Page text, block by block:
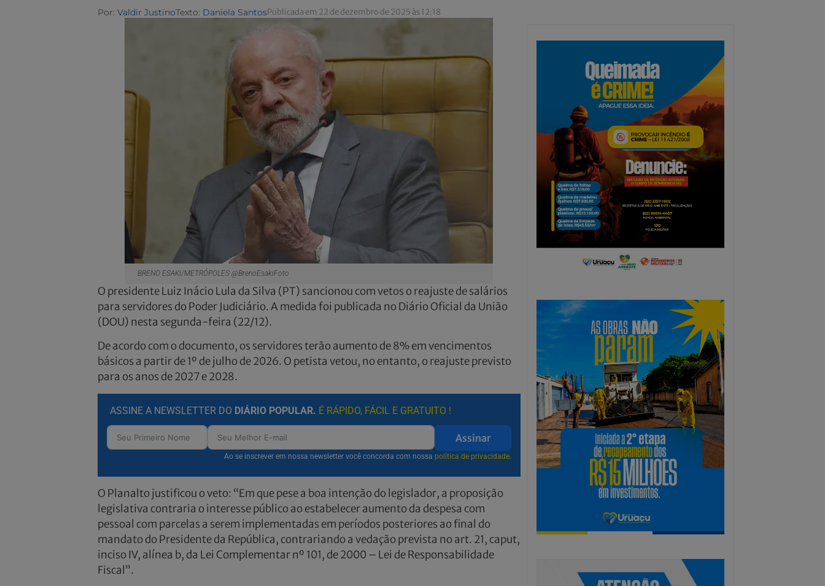
Por: Valdir JustinoTexto: Daniela SantosPublicada em 22 de dezembro de 2025 às 12:18
BRENO ESAKI/METRÓPOLES @BrenoEsakiFoto
O presidente Luiz Inácio Lula da Silva (PT) sancionou com vetos o reajuste de salários
para servidores do Poder Judiciário. A medida foi publicada no Diário Oficial da União
(DOU) nesta segunda-feira (22/12).
De acordo com o documento, os servidores terão aumento de 8% em vencimentos
básicos a partir de 1º de julho de 2026. O petista vetou, no entanto, o reajuste previsto
para os anos de 2027 e 2028.
ASSINE A NEWSLETTER DO DIÁRIO POPULAR. É RÁPIDO, FÁCIL E GRATUITO !
Assinar
Ao se inscrever em nossa newsletter você concorda com nossa política de privacidade.
O Planalto justificou o veto: “Em que pese a boa intenção do legislador, a proposição
legislativa contraria o interesse público ao estabelecer aumento da despesa com
pessoal com parcelas a serem implementadas em períodos posteriores ao final do
mandato do Presidente da República, contrariando a vedação prevista no art. 21, caput,
inciso IV, alínea b, da Lei Complementar nº 101, de 2000 – Lei de Responsabilidade
Fiscal”.